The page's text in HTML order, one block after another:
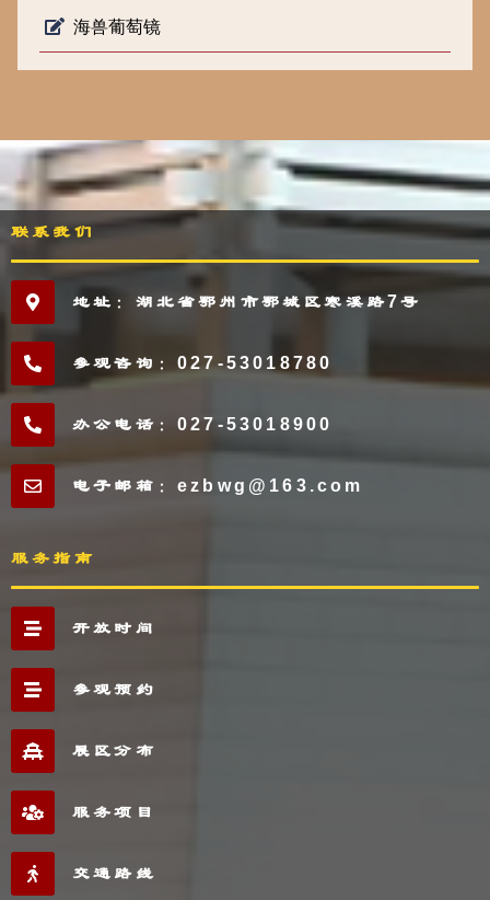
海兽葡萄镜
联系我们
地址：湖北省鄂州市鄂城区寒溪路7号
参观咨询：027-53018780
办公电话：027-53018900
电子邮箱：ezbwg@163.com
服务指南
开放时间
参观预约
展区分布
服务项目
交通路线